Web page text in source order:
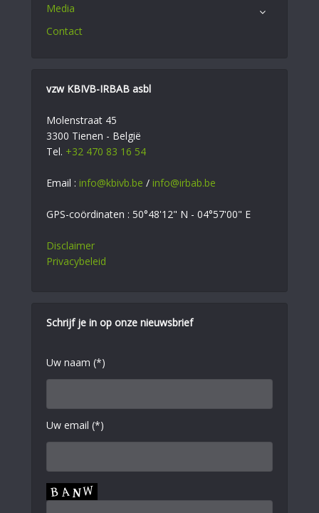
Media
Contact
vzw KBIVB-IRBAB asbl
Molenstraat 45
3300 Tienen - België
Tel. +32 470 83 16 54
Email : info@kbivb.be / info@irbab.be
GPS-coördinaten : 50°48'12" N - 04°57'00" E
Disclaimer
Privacybeleid
Schrijf je in op onze nieuwsbrief
Uw naam (*)
Uw email (*)